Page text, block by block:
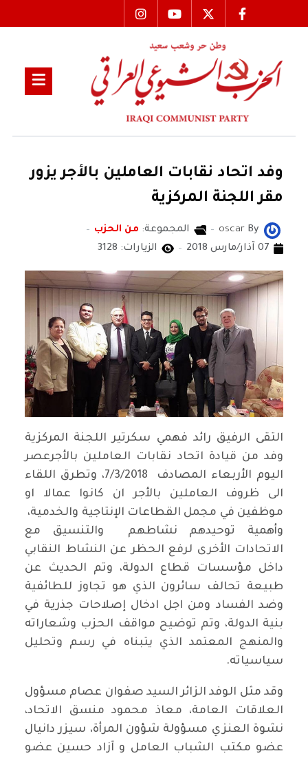
وفد اتحاد نقابات العاملين بالأجر يزور
مقر اللجنة المركزية
By
oscar المجموعة: من الحزب
07 آذار/مارس 2018
الزيارات: 3128
التقى الرفيق رائد فهمي سكرتير اللجنة المركزية
وفد من قيادة اتحاد نقابات العاملين بالأجرعصر
اليوم الأربعاء المصادف 7/3/2018، وتطرق اللقاء
الى ظروف العاملين بالأجر ان كانوا عمالا او
موظفين في مجمل القطاعات الإنتاجية والخدمية،
وأهمية توحيدهم نشاطهم والتنسيق مع
الاتحادات الأخرى لرفع الحظر عن النشاط النقابي
داخل مؤسسات قطاع الدولة، وتم الحديث عن
طبيعة تحالف سائرون الذي هو تجاوز للطائفية
وضد الفساد ومن اجل ادخال إصلاحات جذرية في
بنية الدولة، وتم توضيح مواقف الحزب وشعاراته
والمنهج المعتمد الذي يتبناه في رسم وتحليل
سياسياته.
وقد مثل الوفد الزائر السيد صفوان عصام مسؤول
العلاقات العامة، معاذ محمود منسق الاتحاد،
نشوة العنزي مسؤولة شؤون المرأة، سيزر دانيال
عضو مكتب الشباب العامل و آزاد حسين عضو